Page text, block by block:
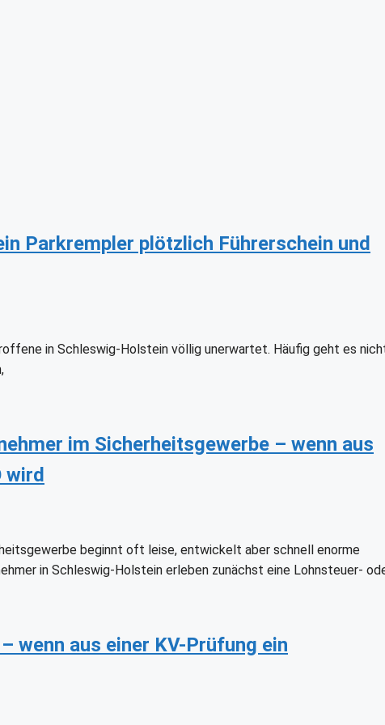
Parkrempler plötzlich Führerschein und
in Schleswig-Holstein völlig unerwartet. Häufig geht es
im Sicherheitsgewerbe – wenn aus
wird
beginnt oft leise, entwickelt aber schnell enorme
in Schleswig-Holstein erleben zunächst eine Lohnsteuer-
wenn aus einer KV-Prüfung ein